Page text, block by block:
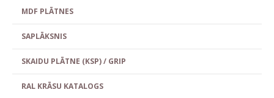
MDF PLĀTNES
SAPLĀKSNIS
SKAIDU PLĀTNE (KSP) / GRIP
RAL KRĀSU KATALOGS